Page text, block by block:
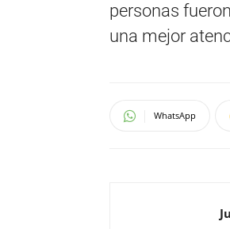
personas
una mejor
WhatsApp